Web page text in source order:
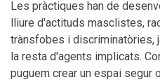
Les pràctiques han de
lliure d'actituds masclistes,
trànsfobes i discriminatòries,
la resta d'agents implicats.
puguem crear un espai segur